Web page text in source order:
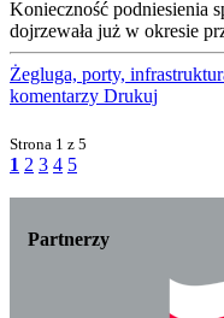
Konieczność podniesienia
dojrzewała już w okresie
Żegluga, porty,
komentarzy Drukuj
Strona 1 z 5
1 2 3 4 5
Partnerzy